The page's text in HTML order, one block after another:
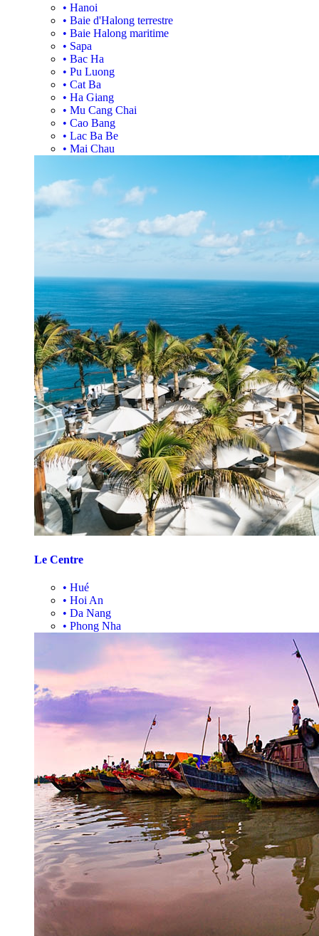
• Hanoi
• Baie d'Halong terrestre
• Baie Halong maritime
• Sapa
• Bac Ha
• Pu Luong
• Cat Ba
• Ha Giang
• Mu Cang Chai
• Cao Bang
• Lac Ba Be
• Mai Chau
Le Centre
• Hué
• Hoi An
• Da Nang
• Phong Nha